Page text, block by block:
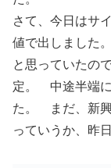
さて、今日はサ
値で出しました
と思っていたの
定。 中途半端に
た。 まだ、新
っていうか、昨